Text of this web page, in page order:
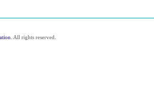
. All rights reserved.